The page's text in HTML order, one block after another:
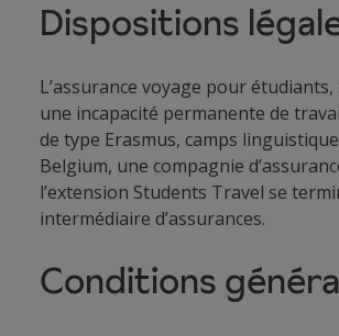
Dispositions
L’assurance voyage pour
une incapacité permanente de
de type Erasmus, camps
Belgium, une compagnie
l’extension Students Travel se
intermédiaire d’assurances.
Conditions